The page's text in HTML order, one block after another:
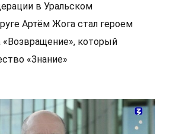
в Уральском
Артём Жога стал героем
«Возвращение», который
«Знание»